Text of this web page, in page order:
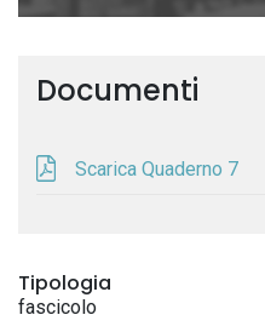
Documenti
Scarica Quaderno 7
Tipologia
fascicolo